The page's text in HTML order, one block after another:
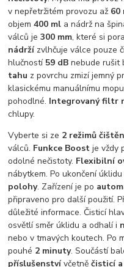
v nepřetržitém provozu až 60
objem400 ml a nádrž na
válců je300 mm, které si
nádržízvlhčuje válce pouze
hlučností 59 dB nebude rušit
tahu z povrchu zmizí jemný
klasickému manuálnímu
pohodlné. Integrovaný filtr
chlupy.
Vyberte si ze 2 režimů
válců. Funkce Boost je vždy
odolné nečistoty. Flexibilní
nábytkem. Po ukončení
polohy. Zařízení je po
připraveno pro další použití.
důležité informace. Čisticí
osvětlí směr úklidu a odhalí i
nebo v tmavých koutech. Po
pouhé 2 minuty. Součástí
příslušenstvívčetněčisticí